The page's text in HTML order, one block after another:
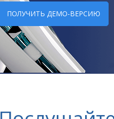
ПОЛУЧИТЬ ДЕМО-ВЕРСИЮ